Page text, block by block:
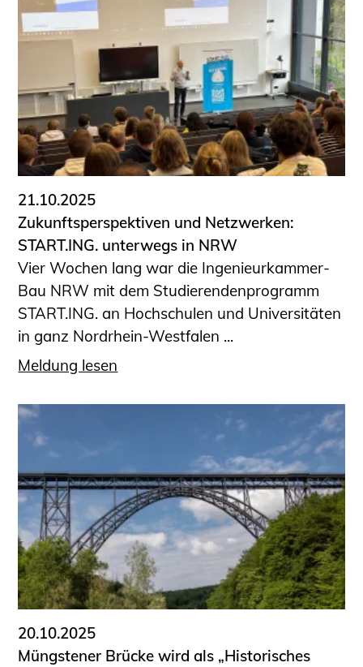
21.10.2025
Zukunftsperspektiven und Netzwerken:
START.ING. unterwegs in NRW
Vier Wochen lang war die Ingenieurkammer-
Bau NRW mit dem Studierendenprogramm
START.ING. an Hochschulen und Universitäten
in ganz Nordrhein-Westfalen ...
Meldung lesen
20.10.2025
Müngstener Brücke wird als „Historisches